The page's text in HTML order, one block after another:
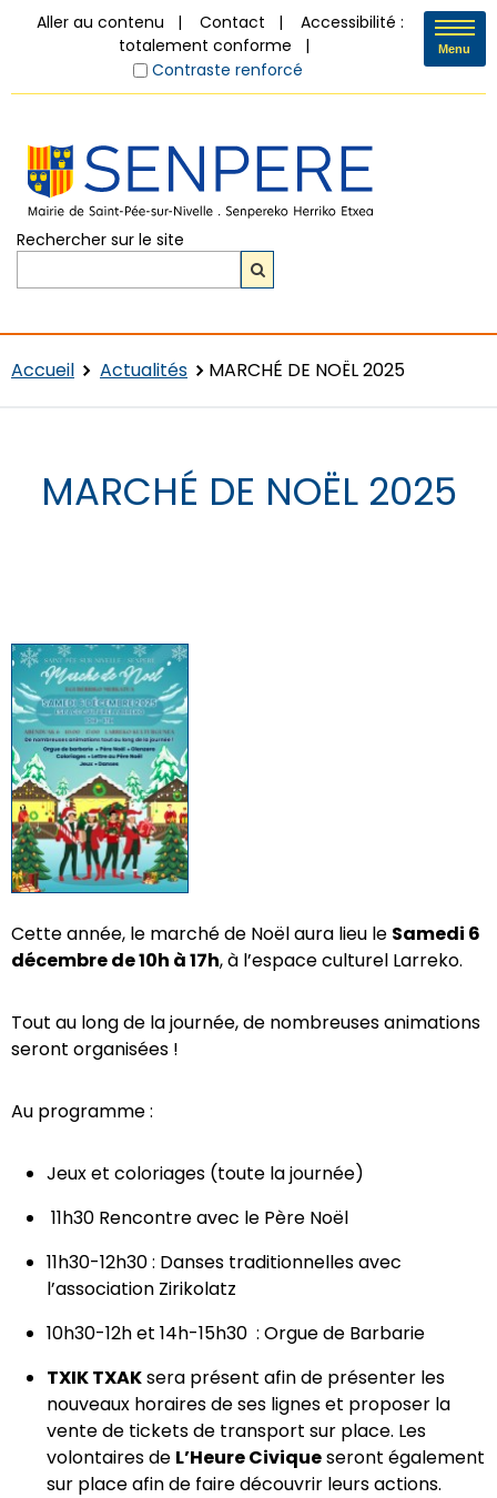
Aller au contenu Contact
Accessibilité :
totalement conforme
Contraste renforcé
Rechercher sur le site
Menu
Accueil Actualités MARCHÉ DE NOËL 2025
MARCHÉ DE NOËL 2025
Cette année, le marché de Noël aura lieu le Samedi 6
décembre de 10h à 17h, à l’espace culturel Larreko.
Tout au long de la journée, de nombreuses animations
seront organisées !
Au programme :
Jeux et coloriages (toute la journée)
11h30 Rencontre avec le Père Noël
11h30-12h30 : Danses traditionnelles avec
l’association Zirikolatz
10h30-12h et 14h-15h30 : Orgue de Barbarie
TXIK TXAKsera présent afin de présenter les
nouveaux horaires de ses lignes et proposer la
vente de tickets de transport sur place. Les
volontaires de L’Heure Civiqueseront également
sur place afin de faire découvrir leurs actions.